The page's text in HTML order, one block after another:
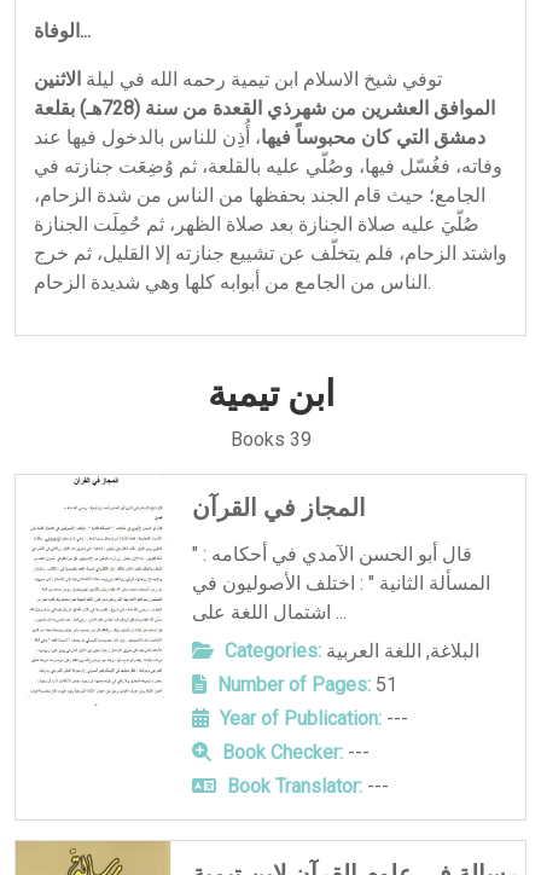
الوفاة...
توفي شيخ الاسلام ابن تيمية رحمه الله في ليلة الاثنين
الموافق العشرين من شهرذي القعدة من سنة (728هـ)
بقلعة
دمشق التي كان محبوساً فيها، أُذِن للناس بالدخول فيها عند
وفاته، فغُسّل فيها، وصُلّي عليه بالقلعة، ثم وُضِعَت جنازته في
الجامع؛ حيث قام الجند بحفظها من الناس من شدة الزحام،
صُلّيَ عليه صلاة الجنازة بعد صلاة الظهر، ثم حُمِلَت الجنازة
واشتد الزحام، فلم يتخلّف عن تشييع جنازته إلا القليل، ثم خرج
الناس من الجامع من أبوابه كلها وهي شديدة الزحام.
ابن تيمية
Books 39
المجاز في القرآن
قال أبو الحسن الآمدي في أحكامه : "
المسألة الثانية " : اختلف الأصوليون في
اشتمال اللغة على ...
Categories:
البلاغة, اللغة العربية
Number of Pages:51
Year of Publication:---
Book Checker:---
Book Translator:---